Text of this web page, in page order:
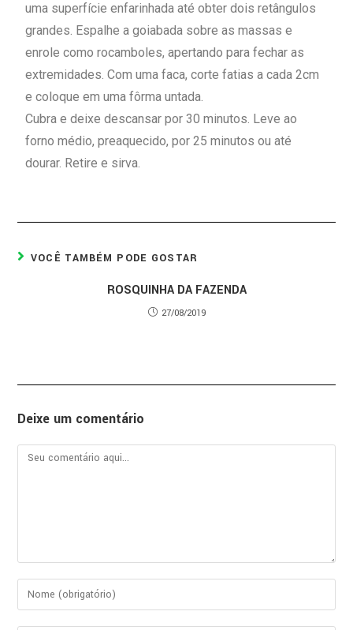
uma superfície enfarinhada até obter dois retângulos
grandes. Espalhe a goiabada sobre as massas e
enrole como rocamboles, apertando para fechar as
extremidades. Com uma faca, corte fatias a cada 2cm
e coloque em uma fôrma untada.
Cubra e deixe descansar por 30 minutos. Leve ao
forno médio, preaquecido, por 25 minutos ou até
dourar. Retire e sirva.
VOCÊ TAMBÉM PODE GOSTAR
ROSQUINHA DA FAZENDA
27/08/2019
Deixe um comentário